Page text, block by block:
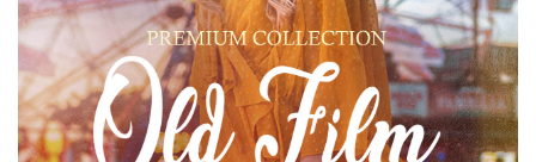
Please select
Free PNG Overlay #16
Small 800*533px